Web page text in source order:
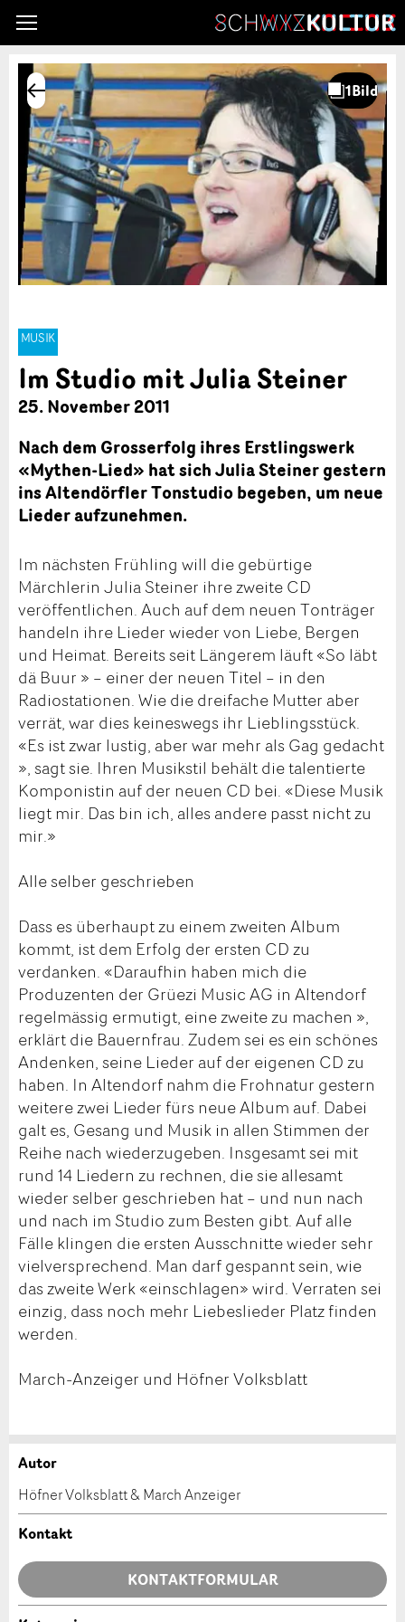
MUSIK
Im Studio mit Julia Steiner
25. November 2011
Nach dem Grosserfolg ihres Erstlingswerk
«Mythen-Lied» hat sich Julia Steiner gestern
ins Altendörfler Tonstudio begeben, um neue
Lieder aufzunehmen.
Im nächsten Frühling will die gebürtige
Märchlerin Julia Steiner ihre zweite CD
veröffentlichen. Auch auf dem neuen Tonträger
handeln ihre Lieder wieder von Liebe, Bergen
und Heimat. Bereits seit Längerem läuft «So läbt
dä Buur » – einer der neuen Titel – in den
Radiostationen. Wie die dreifache Mutter aber
verrät, war dies keineswegs ihr Lieblingsstück.
«Es ist zwar lustig, aber war mehr als Gag gedacht
», sagt sie. Ihren Musikstil behält die talentierte
Komponistin auf der neuen CD bei. «Diese Musik
liegt mir. Das bin ich, alles andere passt nicht zu
mir.»
Alle selber geschrieben
Dass es überhaupt zu einem zweiten Album
kommt, ist dem Erfolg der ersten CD zu
verdanken. «Daraufhin haben mich die
Produzenten der Grüezi Music AG in Altendorf
regelmässig ermutigt, eine zweite zu machen »,
erklärt die Bauernfrau. Zudem sei es ein schönes
Andenken, seine Lieder auf der eigenen CD zu
haben. In Altendorf nahm die Frohnatur gestern
weitere zwei Lieder fürs neue Album auf. Dabei
galt es, Gesang und Musik in allen Stimmen der
Reihe nach wiederzugeben. Insgesamt sei mit
rund 14 Liedern zu rechnen, die sie allesamt
wieder selber geschrieben hat – und nun nach
und nach im Studio zum Besten gibt. Auf alle
Fälle klingen die ersten Ausschnitte wieder sehr
vielversprechend. Man darf gespannt sein, wie
das zweite Werk «einschlagen» wird. Verraten sei
einzig, dass noch mehr Liebeslieder Platz finden
werden.
March-Anzeiger und Höfner Volksblatt
Anzeige beanstanden
Ihr Feedback wird sehr geschätzt!
Allgemeines Feedback
Anzeige nicht mehr gültig
Anzeige weiterempfehlen
Empfehlen Sie diese Anzeige an Freunde weiter.
Autor
Höfner Volksblatt & March Anzeiger
Kontakt
KONTAKTFORMULAR